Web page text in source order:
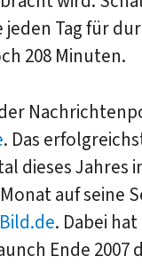
jeden Tag für
208 Minuten.
. Das
dieses
auf seine
Bild.de. Dabei
Ende